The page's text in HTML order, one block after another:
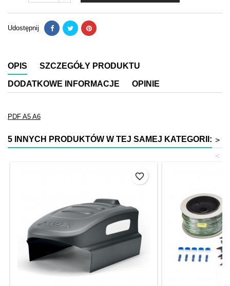
Udostępnij
OPIS SZCZEGÓŁY PRODUKTU
DODATKOWE INFORMACJE OPINIE
PDF A5 A6
5 INNYCH PRODUKTÓW W TEJ SAMEJ KATEGORII: >
<
favorite_border